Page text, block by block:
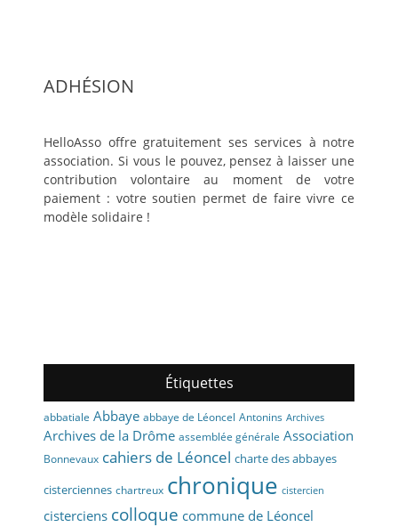
ADHÉSION
HelloAsso offre gratuitement ses services à notre
association. Si vous le pouvez, pensez à laisser une
contribution volontaire au moment de votre
paiement : votre soutien permet de faire vivre ce
modèle solidaire !
Étiquettes
abbatiale Abbaye abbaye de Léoncel Antonins Archives
Archives de la Drôme assemblée générale Association
Bonnevaux cahiers de Léoncel charte des abbayes
cisterciennes chartreux chronique cistercien
cisterciens colloque commune de Léoncel